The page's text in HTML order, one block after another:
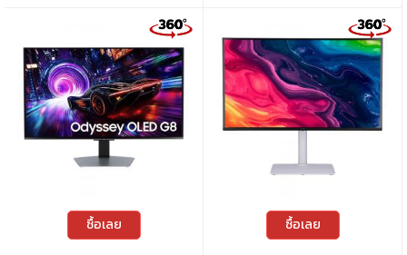
ซื้อเลย ซื้อเลย